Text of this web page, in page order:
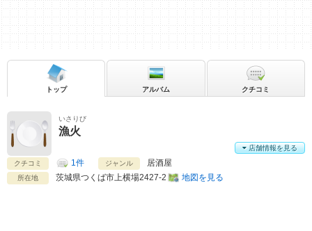
いさりび
漁火
クチコミ 1件 ジャンル 居酒屋
所在地 茨城県つくば市上横場2427-2 地図を見る
店舗情報を見る
トップ アルバム クチコミ